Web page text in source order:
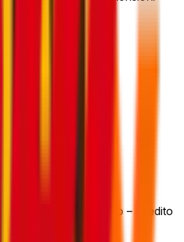
è fondamentale
ovunque nel mondo – spedito
premium.